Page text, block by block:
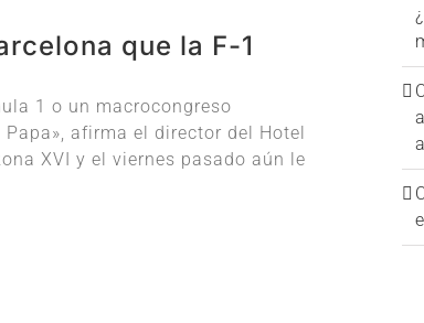
que la F-1
1 o un macrocongreso
afirma el director del Hotel
XVI y el viernes pasado aún le